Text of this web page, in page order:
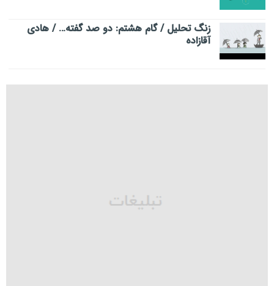
زنگ تحلیل / گام هشتم: دو صد گفته… / هادی
آقازاده